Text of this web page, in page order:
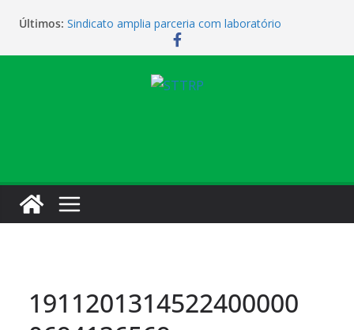
Últimos: Sindicato amplia parceria com laboratório
Sindicato homenageia a categoria pelo Dia do
Motorista
Sindicato realiza assembleia para orientar
cobradores sobre novas possibilidades de
1911201314522400000